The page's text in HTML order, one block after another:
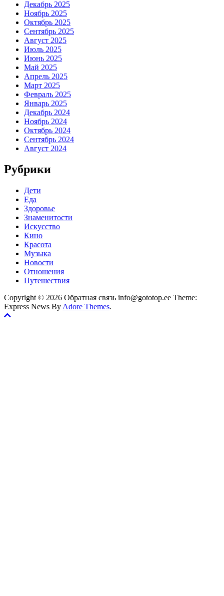
Декабрь 2025
Ноябрь 2025
Октябрь 2025
Сентябрь 2025
Август 2025
Июль 2025
Июнь 2025
Май 2025
Апрель 2025
Март 2025
Февраль 2025
Январь 2025
Декабрь 2024
Ноябрь 2024
Октябрь 2024
Сентябрь 2024
Август 2024
Рубрики
Дети
Еда
Здоровье
Знаменитости
Искусство
Кино
Красота
Музыка
Новости
Отношения
Путешествия
Copyright © 2026 Обратная связь info@gototop.ee Theme:
Express News By Adore Themes.